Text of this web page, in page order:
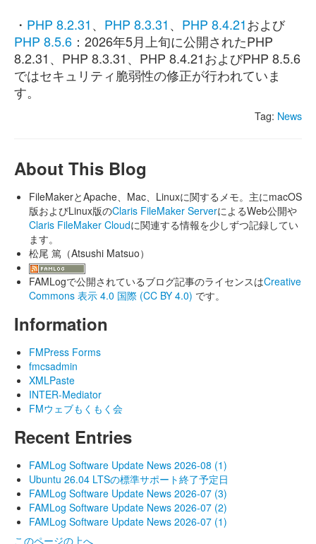
・ PHP 8.2.31、 PHP 8.3.31、 PHP 8.4.21および
PHP 8.5.6 ：2026年5月上旬に公開されたPHP
8.2.31、PHP 8.3.31、PHP 8.4.21およびPHP 8.5.6
ではセキュリティ脆弱性の修正が行われていま
す。
Tag: News
About This Blog
FileMakerとApache、Mac、Linuxに関するメモ。主にmacOS
版およびLinux版のClaris FileMaker ServerによるWeb公開や
Claris FileMaker Cloudに関連する情報を少しずつ記録してい
ます。
松尾 篤（Atsushi Matsuo）
FAMLogで公開されているブログ記事のライセンスはCreative
Commons 表示 4.0 国際 (CC BY 4.0) です。
Information
FMPress Forms
fmcsadmin
XMLPaste
INTER-Mediator
FMウェブもくもく会
Recent Entries
FAMLog Software Update News 2026-08 (1)
Ubuntu 26.04 LTSの標準サポート終了予定日
FAMLog Software Update News 2026-07 (3)
FAMLog Software Update News 2026-07 (2)
FAMLog Software Update News 2026-07 (1)
このページの上へ